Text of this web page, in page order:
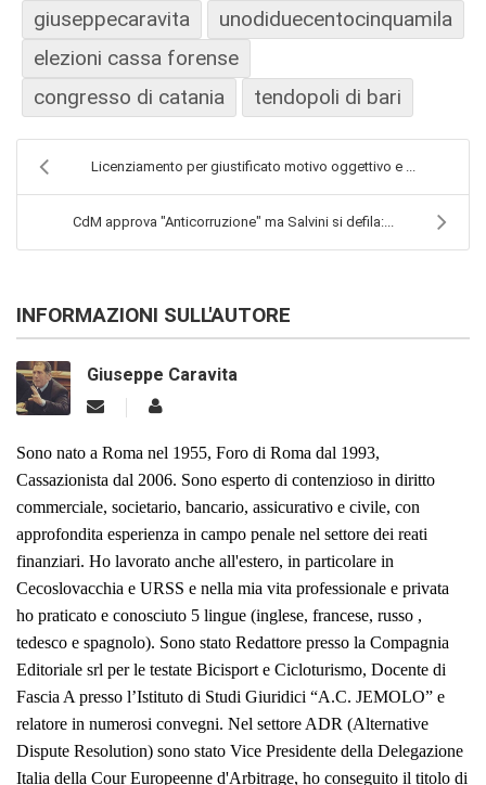
giuseppecaravita
unodiduecentocinquamila
elezioni cassa forense
congresso di catania
tendopoli di bari
Licenziamento per giustificato motivo oggettivo e ...
CdM approva "Anticorruzione" ma Salvini si defila:...
INFORMAZIONI SULL'AUTORE
Giuseppe Caravita
Sono nato a Roma nel 1955, Foro di Roma dal 1993,
Cassazionista dal 2006. Sono esperto di contenzioso in diritto
commerciale, societario, bancario, assicurativo e civile, con
approfondita esperienza in campo penale nel settore dei reati
finanziari. Ho lavorato anche all'estero, in particolare in
Cecoslovacchia e URSS e nella mia vita professionale e privata
ho praticato e conosciuto 5 lingue (inglese, francese, russo ,
tedesco e spagnolo). Sono stato Redattore presso la Compagnia
Editoriale srl per le testate Bicisport e Cicloturismo, Docente di
Fascia A presso l’Istituto di Studi Giuridici “A.C. JEMOLO” e
relatore in numerosi convegni. Nel settore ADR (Alternative
Dispute Resolution) sono stato Vice Presidente della Delegazione
Italia della Cour Europeenne d'Arbitrage, ho conseguito il titolo di